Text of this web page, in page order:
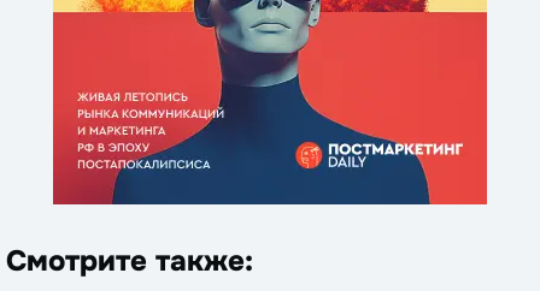
Смотрите также: